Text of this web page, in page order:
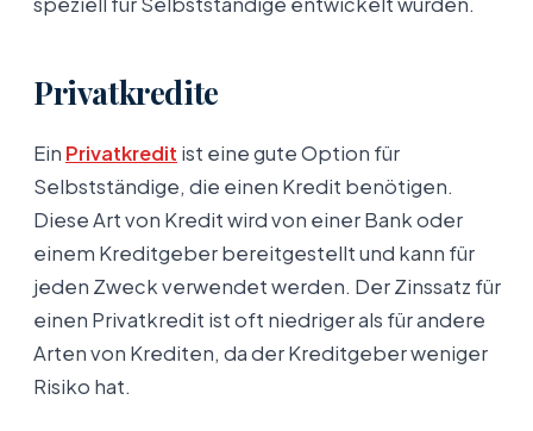
Privatkredite
Ein Privatkredit ist eine gute Option für
Selbstständige, die einen Kredit benötigen.
Diese Art von Kredit wird von einer Bank oder
einem Kreditgeber bereitgestellt und kann für
jeden Zweck verwendet werden. Der Zinssatz für
einen Privatkredit ist oft niedriger als für andere
Arten von Krediten, da der Kreditgeber weniger
Risiko hat.